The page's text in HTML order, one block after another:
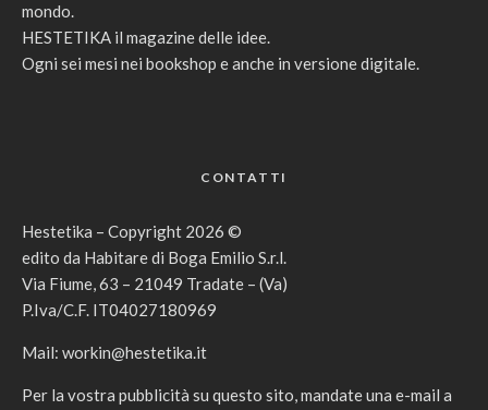
mondo.
HESTETIKA il magazine delle idee.
Ogni sei mesi nei bookshop e anche in versione digitale.
CONTATTI
Hestetika – Copyright 2026 ©
edito da Habitare di Boga Emilio S.r.l.
Via Fiume, 63 – 21049 Tradate – (Va)
P.Iva/C.F. IT04027180969
Mail: workin@hestetika.it
Per la vostra pubblicità su questo sito, mandate una e-mail a